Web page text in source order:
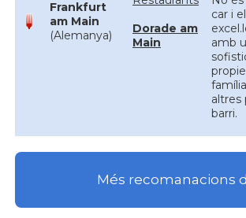
Frankfurt
am Main
(Alemanya)
Dorade am
Main
car i
amb
altres
barri.
Més recomanacions